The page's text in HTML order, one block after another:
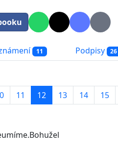
11 Podpisy
11 12 13 14 15